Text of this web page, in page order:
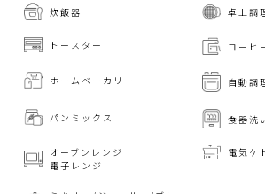
炊飯器 卓上調
トースター コーヒ
ホームベーカリー 自動調
パンミックス 食器洗
オーブンレンジ
電子レンジ
電気ケ